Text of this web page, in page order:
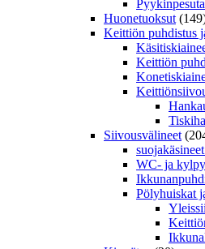
Huonetuoksut
Keittiön puhdistus
Keittiön
Siivousvälineet
WC- ja
Pölyhuiskat